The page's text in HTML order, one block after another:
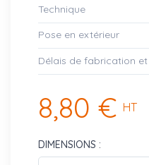
Technique
Pose en extérieur
Délais de fabrication et
8,80 € HT
DIMENSIONS :